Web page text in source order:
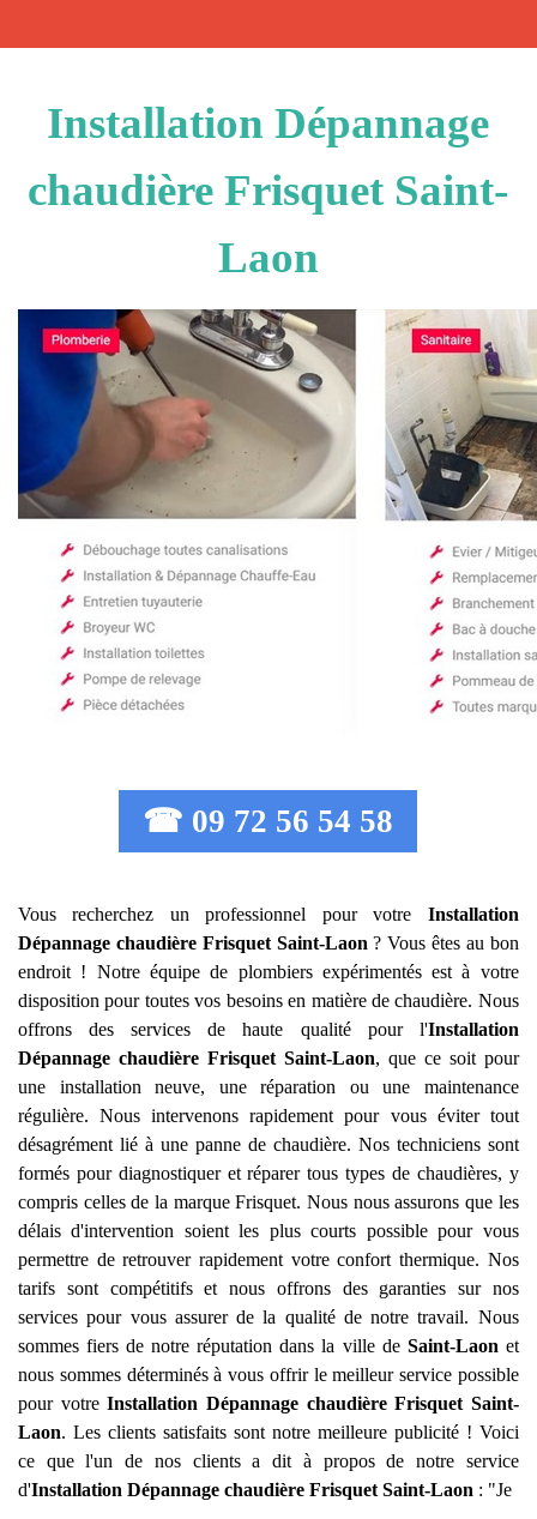
Installation Dépannage
chaudière Frisquet Saint-
Laon
☎ 09 72 56 54 58
Vous recherchez un professionnel pour votre Installation
Dépannage chaudière Frisquet Saint-Laon ? Vous êtes au bon
endroit ! Notre équipe de plombiers expérimentés est à votre
disposition pour toutes vos besoins en matière de chaudière. Nous
offrons des services de haute qualité pour l'Installation
Dépannage chaudière Frisquet Saint-Laon, que ce soit pour
une installation neuve, une réparation ou une maintenance
régulière. Nous intervenons rapidement pour vous éviter tout
désagrément lié à une panne de chaudière. Nos techniciens sont
formés pour diagnostiquer et réparer tous types de chaudières, y
compris celles de la marque Frisquet. Nous nous assurons que les
délais d'intervention soient les plus courts possible pour vous
permettre de retrouver rapidement votre confort thermique. Nos
tarifs sont compétitifs et nous offrons des garanties sur nos
services pour vous assurer de la qualité de notre travail. Nous
sommes fiers de notre réputation dans la ville de Saint-Laon et
nous sommes déterminés à vous offrir le meilleur service possible
pour votreInstallation Dépannage chaudière Frisquet Saint-
Laon. Les clients satisfaits sont notre meilleure publicité ! Voici
ce que l'un de nos clients a dit à propos de notre service
d'Installation Dépannage chaudière Frisquet Saint-Laon : "Je